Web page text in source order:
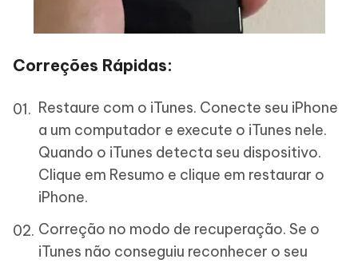
Correções Rápidas:
Restaure com o iTunes. Conecte seu iPhone
a um computador e execute o iTunes nele.
Quando o iTunes detecta seu dispositivo.
Clique em Resumo e clique em restaurar o
iPhone.
Correção no modo de recuperação. Se o
iTunes não conseguiu reconhecer o seu